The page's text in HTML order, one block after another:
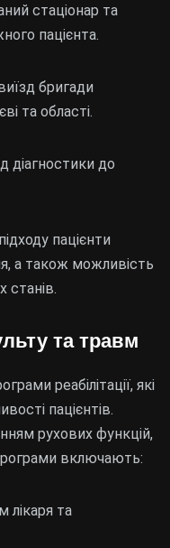
стаціонар та
пацієнта.
бригади
та області.
діагностики до
пацієнти
а також можливість
станів.
та травм
реабілітації, які
пацієнтів.
рухових функцій,
включають:
лікаря та